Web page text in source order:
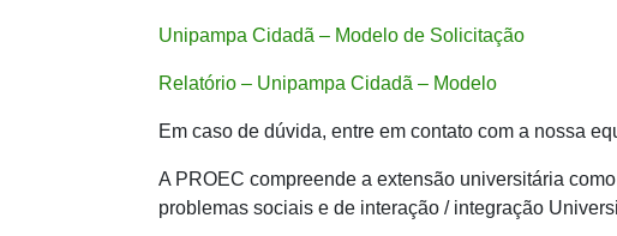
Unipampa Cidadã – Modelo de Solicitação
Relatório – Unipampa Cidadã – Modelo
Em caso de dúvida, entre em contato com a nossa
A PROEC compreende a extensão universitária
problemas sociais e de interação / integração